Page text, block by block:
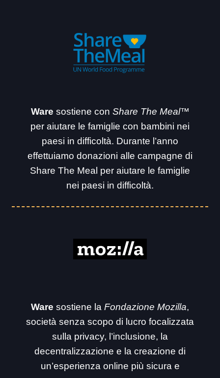
Ware sostiene con Share The Meal™
per aiutare le famiglie con bambini nei
paesi in difficoltà. Durante l’anno
effettuiamo donazioni alle campagne di
Share The Meal per aiutare le famiglie
nei paesi in difficoltà.
Ware sostiene la Fondazione Mozilla,
società senza scopo di lucro focalizzata
sulla privacy, l’inclusione, la
decentralizzazione e la creazione di
un’esperienza online più sicura e